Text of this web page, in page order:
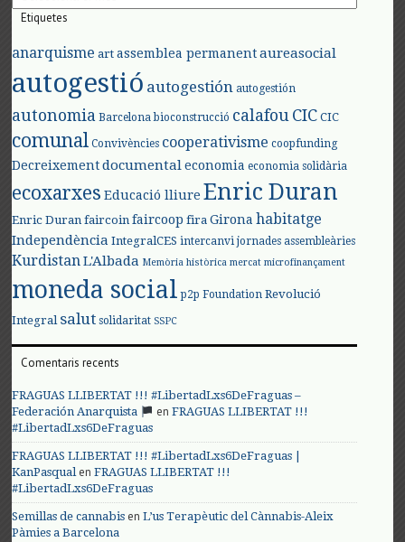
Etiquetes
anarquisme art assemblea permanent aureasocial
autogestió autogestión autogestión
autonomia Barcelona bioconstrucció calafouCIC CIC
comunal Convivències cooperativisme coopfunding
Decreixement documental economia economia solidària
ecoxarxes Educació lliure Enric Duran
Enric Duran faircoin faircoop fira Girona habitatge
Independència IntegralCES intercanvi jornades assembleàries
KurdistanL'Albada Memòria històrica mercat microfinançament
moneda social p2p Foundation Revolució
Integral salut solidaritat SSPC
Comentaris recents
FRAGUAS LLIBERTAT !!! #LibertadLxs6DeFraguas –
Federación Anarquista
enFRAGUAS LLIBERTAT !!!
#LibertadLxs6DeFraguas
FRAGUAS LLIBERTAT !!! #LibertadLxs6DeFraguas |
KanPasqualenFRAGUAS LLIBERTAT !!!
#LibertadLxs6DeFraguas
Semillas de cannabis enL’us Terapèutic del Cànnabis-Aleix
Pàmies a Barcelona